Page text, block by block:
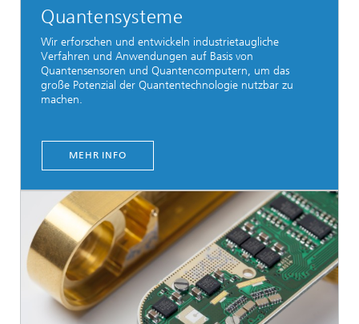
Quantensysteme
Wir erforschen und entwickeln industrietaugliche
Verfahren und Anwendungen auf Basis von
Quantensensoren und Quantencomputern, um das
große Potenzial der Quantentechnologie nutzbar zu
machen.
MEHR INFO